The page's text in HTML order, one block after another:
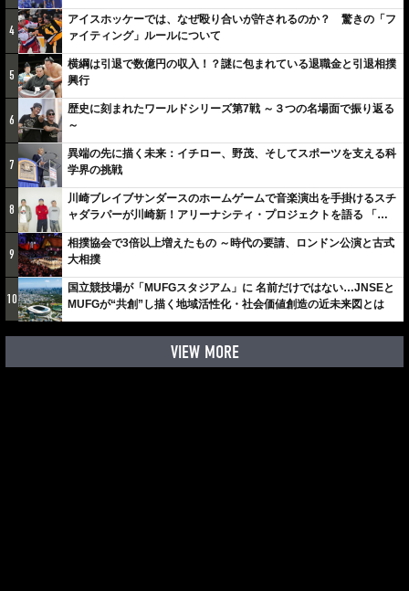
4
アイスホッケーでは、なぜ殴り合いが許されるのか？ 驚きの「フ
ァイティング」ルールについて
5
横綱は引退で数億円の収入！？謎に包まれている退職金と引退相撲
興行
6
歴史に刻まれたワールドシリーズ第7戦 ～３つの名場面で振り返る
～
7
異端の先に描く未来：イチロー、野茂、そしてスポーツを支える科
学界の挑戦
8
川崎ブレイブサンダースのホームゲームで音楽演出を手掛けるスチ
ャダラパーが川崎新！アリーナシティ・プロジェクトを語る 「楽
しみでしかないでしょ。川崎は、ずっと成長曲線だから」
9
相撲協会で3倍以上増えたもの ～時代の要請、ロンドン公演と古式
大相撲
10
国立競技場が「MUFGスタジアム」に 名前だけではない…JNSEと
MUFGが“共創”し描く地域活性化・社会価値創造の近未来図とは
VIEW MORE